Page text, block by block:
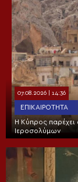
07.08.2026 | 14:36
ΕΠΙΚΑΙΡΌΤΗΤΑ
Η Κύπρος παρέχει
Ιεροσολύμων